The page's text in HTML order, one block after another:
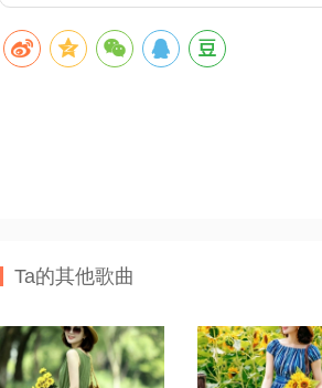
Ta的其他歌曲